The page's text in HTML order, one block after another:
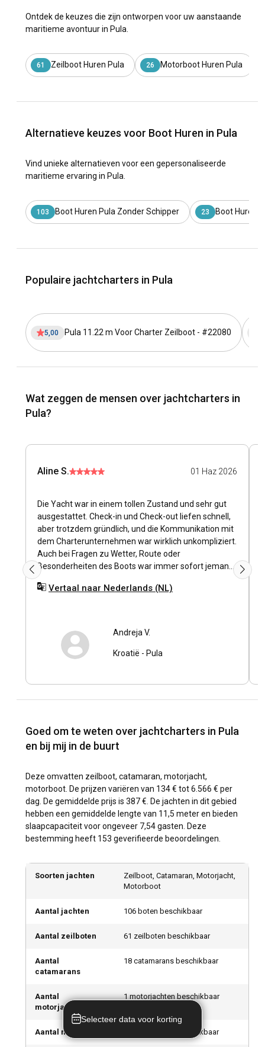
Ontdek de keuzes die zijn ontworpen voor uw aanstaande
maritieme avontuur in Pula.
61 Zeilboot Huren Pula 26 Motorboot Huren Pula
Alternatieve keuzes voor Boot Huren in Pula
Vind unieke alternatieven voor een gepersonaliseerde
maritieme ervaring in Pula.
103 Boot Huren Pula Zonder Schipper 23 Boot Huren
Populaire jachtcharters in Pula
5,00 Pula 11.22 m Voor Charter Zeilboot - #22080
Wat zeggen de mensen over jachtcharters in
Pula?
Aline S. 01 Haz 2026
Die Yacht war in einem tollen Zustand und sehr gut
ausgestattet. Check-in und Check-out liefen schnell,
aber trotzdem gründlich, und die Kommunikation mit
dem Charterunternehmen war wirklich unkompliziert.
Auch bei Fragen zu Wetter, Route oder
Besonderheiten des Boots war immer sofort jemand
erreichbar. Sehr gerne wieder.
Vertaal naar Nederlands (NL)
Andreja V.
Kroatië - Pula
Goed om te weten over jachtcharters in Pula
en bij mij in de buurt
Deze omvatten zeilboot, catamaran, motorjacht,
motorboot. De prijzen variëren van 134 € tot 6.566 € per
dag. De gemiddelde prijs is 387 €. De jachten in dit gebied
hebben een gemiddelde lengte van 11,5 meter en bieden
slaapcapaciteit voor ongeveer 7,54 gasten. Deze
bestemming heeft 153 geverifieerde beoordelingen.
Soorten jachten
Zeilboot, Catamaran, Motorjacht,
Motorboot
Aantal jachten 106 boten beschikbaar
Aantal zeilboten 61 zeilboten beschikbaar
Aantal
catamarans
18 catamarans beschikbaar
Aantal
motorjachten
1 motorjachten beschikbaar
Aantal motorboten 26 motorboten beschikbaar
Selecteer data voor korting